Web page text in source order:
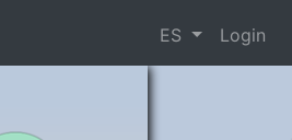
ES Login